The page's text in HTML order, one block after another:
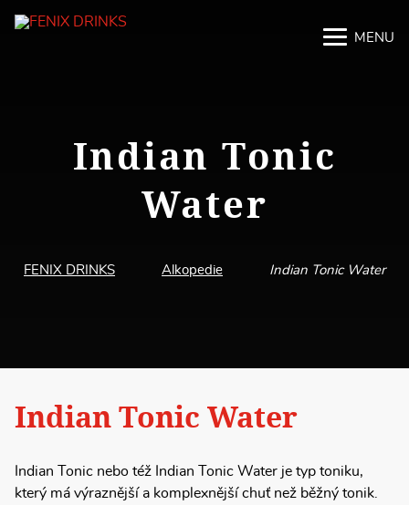
MENU
Indian Tonic
Water
FENIX DRINKS Alkopedie Indian Tonic Water
Indian Tonic Water
Indian Tonic nebo též Indian Tonic Water je typ toniku,
který má výraznější a komplexnější chuť než běžný tonik.